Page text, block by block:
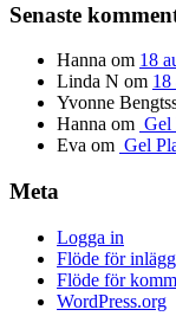
Senaste
Hanna om 18
Linda N om
Yvonne
Hanna om Gel
Eva om Gel
Meta
Logga in
Flöde för inlägg
Flöde för
WordPress.org